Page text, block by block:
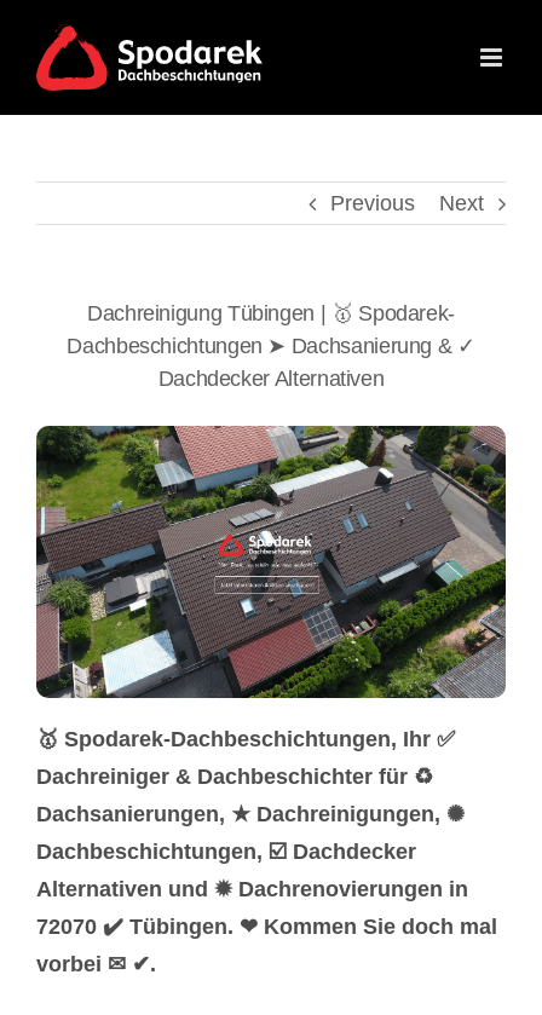
content
Previous Next
Dachreinigung Tübingen | 🥇 Spodarek-
Dachbeschichtungen ➤ Dachsanierung & ✓
Dachdecker Alternativen
🥇 Spodarek-Dachbeschichtungen, Ihr ✅
Dachreiniger & Dachbeschichter für ♻
Dachsanierungen, ★ Dachreinigungen, ✺
Dachbeschichtungen, ☑️ Dachdecker
Alternativen und ✹ Dachrenovierungen in
72070 ✔️ Tübingen. ❤ Kommen Sie doch mal
vorbei ✉ ✔.